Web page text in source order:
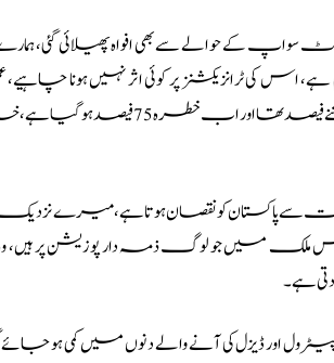
کے حوالے سے بھی افواہ پھیلائی گئی، ہمارے
کم ہے، اس کی ٹرانزیکشنز پر کوئی اثر نہیں
عزائم ہیں، اس حوالے سے ایک بار بنا دی کہ پھر
سے پاکستان کو نقصان ہوتا ہے، میرے نزدیک
اس ملک میں جو لوگ ذمہ دار پوزیشن پر ہیں،
ہے۔
اور ڈیزل کی آنے والے دنوں میں کمی ہو جائے